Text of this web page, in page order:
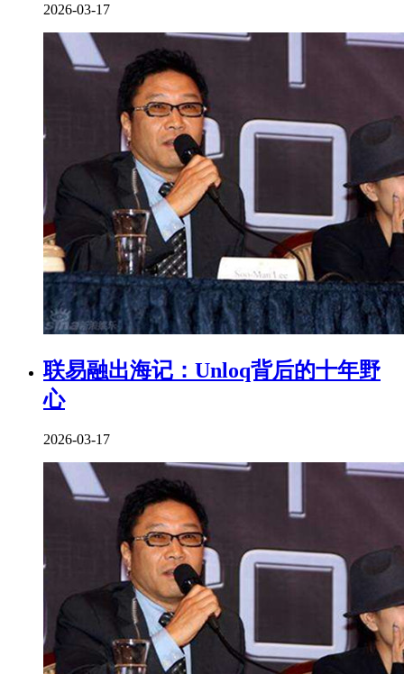
2026-03-17
联易融出海记：Unloq背后的十年野
心
2026-03-17